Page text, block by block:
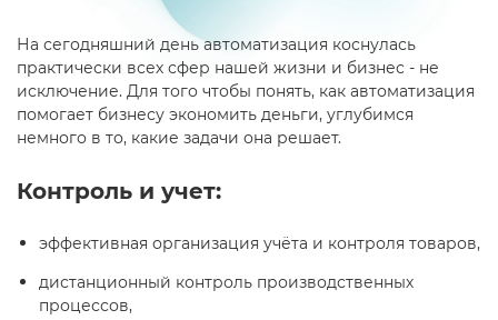
На сегодняшний день автоматизация коснулась
практически всех сфер нашей жизни и бизнес - не
исключение. Для того чтобы понять, как автоматизация
помогает бизнесу экономить деньги, углубимся
немного в то, какие задачи она решает.
Контроль и учет:
эффективная организация учёта и контроля товаров,
дистанционный контроль производственных
процессов,